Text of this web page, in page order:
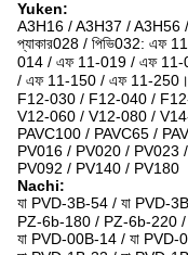
Yuken:
A3H16 / A3H37 / A3H56
প্যাকার028 / পিভি032:
014 / এফ 11-019 / এফ
/ এফ 11-150 / এফ 11-250।
F12-030 / F12-040 /
V12-060 / V12-080 /
PAVC100 / PAVC65 /
PV016 / PV020 / PV023
PV092 / PV140 / PV180
Nachi:
যা PVD-3B-54 / যা PVD-
PZ-6b-180 / PZ-6b-220
যা PVD-00B-14 / যা